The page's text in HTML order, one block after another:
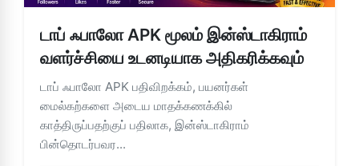
டாப் ஃபாலோ APK மூலம் இன்ஸ்டாகிராம்
வளர்ச்சியை உடனடியாக அதிகரிக்கவும்
டாப் ஃபாலோ APK பதிவிறக்கம், பயனர்கள்
மைல்கற்களை அடைய மாதக்கணக்கில்
காத்திருப்பதற்குப் பதிலாக, இன்ஸ்டாகிராம்
பின்தொடர்பவர...